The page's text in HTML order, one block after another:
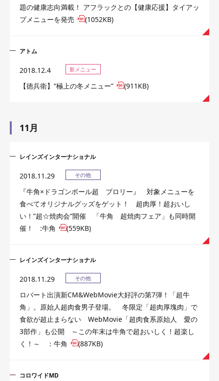
題の健康志向満載！ アフラックとの【健康応援】タイアッ
プメニューを発売
(1052KB)
アトム
2018.12.4 新メニュー
【徳兵衛】“極上の冬メニュー” (911KB)
11月
レインズインターナショナル
2018.11.29 その他
『牛角×ドラゴンボール超 ブロリー』 対象メニューを
食べてオリジナルグッズをゲット！ 超肉厚！超おいし
い！”超☆焼肉会”開催 「牛角 超焼肉フェア」も同時開
催！ :牛角
(559KB)
レインズインターナショナル
2018.11.29 その他
ロバート出演新CM&WebMovie大好評の第7弾！「超牛
角」。原始人超肉食男子登場。 冬限定「超肉厚塊肉」で
食欲が超止まらない WebMovie「超肉食系原始人 愛の
3部作」も公開 ～この年末は牛角で超おいしく！超楽し
く！～ ：牛角
(887KB)
コロワイドMD